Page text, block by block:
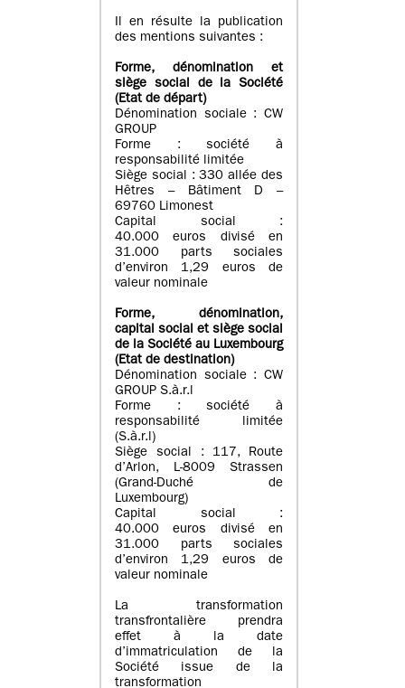
Il en résulte la publication
des mentions suivantes :
Forme, dénomination et
siège social de la Société
(Etatde départ)
Dénomination sociale : CW
GROUP
Forme : société à
responsabilité limitée
Siège social : 330 allée des
Hêtres – Bâtiment D –
69760 Limonest
Capital social :
40.000 euros divisé en
31.000 parts sociales
d’environ 1,29 euros de
valeur nominale
Forme, dénomination,
capital social et siège social
de la Société au Luxembourg
(Etat de destination)
Dénomination sociale : CW
GROUP S.à.r.l
Forme : société à
responsabilité limitée
(S.à.r.l)
Siège social : 117, Route
d’Arlon, L-8009 Strassen
(Grand-Duché de
Luxembourg)
Capital social :
40.000 euros divisé en
31.000 parts sociales
d’environ 1,29 euros de
valeur nominale
La transformation
transfrontalière prendra
effet à la date
d’immatriculation de la
Société issue de la
transformation